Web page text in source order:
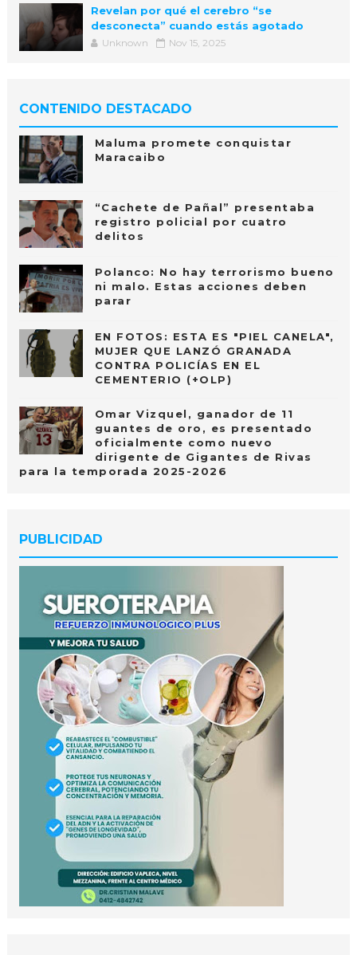
Revelan por qué el cerebro “se
desconecta” cuando estás agotado
Unknown Nov 15, 2025
CONTENIDO DESTACADO
Maluma promete conquistar
Maracaibo
“Cachete de Pañal” presentaba
registro policial por cuatro
delitos
Polanco: No hay terrorismo bueno
ni malo. Estas acciones deben
parar
EN FOTOS: ESTA ES "PIEL CANELA",
MUJER QUE LANZÓ GRANADA
CONTRA POLICÍAS EN EL
CEMENTERIO (+OLP)
Omar Vizquel, ganador de 11
guantes de oro, es presentado
oficialmente como nuevo
dirigente de Gigantes de Rivas
para la temporada 2025-2026
PUBLICIDAD